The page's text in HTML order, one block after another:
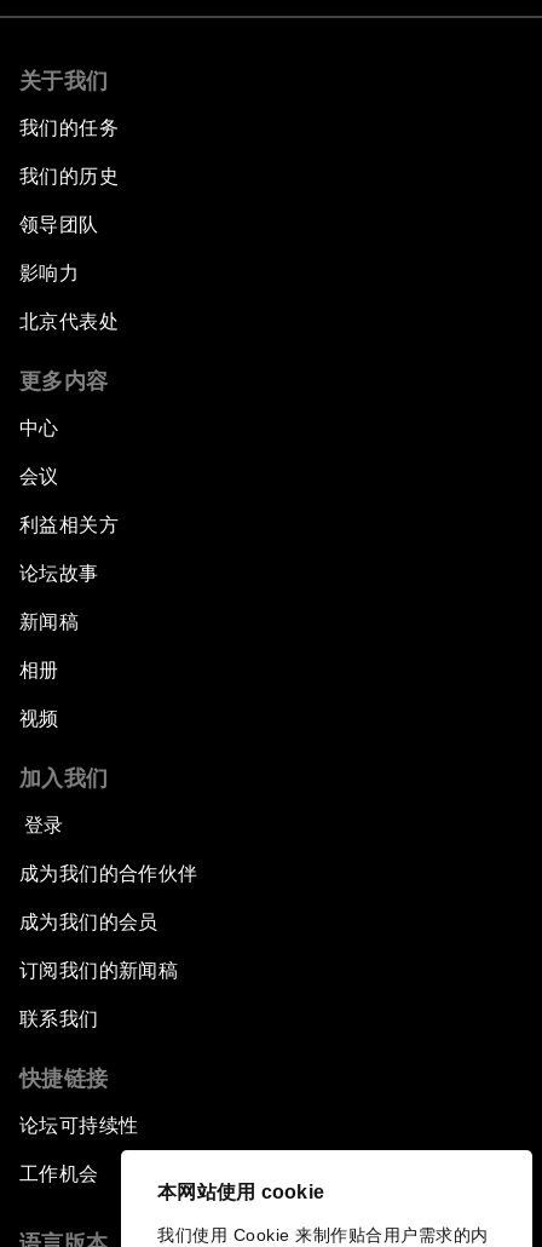
本网站使用 cookie
我们使用 Cookie 来制作贴合用户需求的内
关于我们
我们的任务
我们的历史
领导团队
影响力
北京代表处
更多内容
中心
会议
利益相关方
论坛故事
新闻稿
相册
视频
加入我们
登录
成为我们的合作伙伴
成为我们的会员
订阅我们的新闻稿
联系我们
快捷链接
论坛可持续性
工作机会